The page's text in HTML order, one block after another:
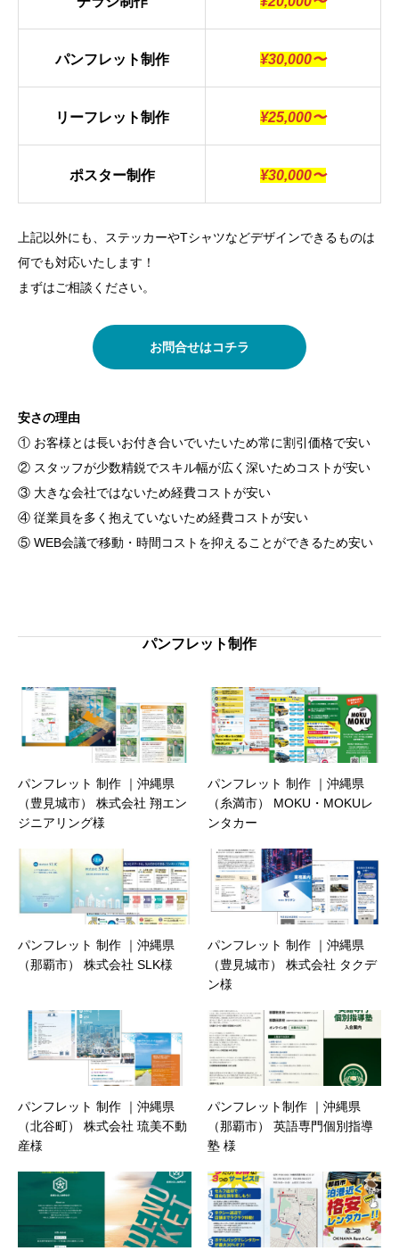
パンフレット制作 ¥30,000〜
リーフレット制作 ¥25,000〜
ポスター制作 ¥30,000〜
上記以外にも、ステッカーやTシャツなどデザインできるものは
何でも対応いたします！
まずはご相談ください。
お問合せはコチラ
安さの理由
① お客様とは長いお付き合いでいたいため常に割引価格で安い
② スタッフが少数精鋭でスキル幅が広く深いためコストが安い
③ 大きな会社ではないため経費コストが安い
④ 従業員を多く抱えていないため経費コストが安い
⑤ WEB会議で移動・時間コストを抑えることができるため安い
パンフレット制作
パンフレット 制作 ｜沖縄県
（豊見城市） 株式会社 翔エン
ジニアリング様
パンフレット 制作 ｜沖縄県
（糸満市） MOKU・MOKUレ
ンタカー
パンフレット 制作 ｜沖縄県
（那覇市） 株式会社 SLK様
パンフレット 制作 ｜沖縄県
（豊見城市） 株式会社 タクデ
ン様
パンフレット 制作 ｜沖縄県
（北谷町） 株式会社 琉美不動
産様
パンフレット制作 ｜沖縄県
（那覇市） 英語専門個別指導
塾 様